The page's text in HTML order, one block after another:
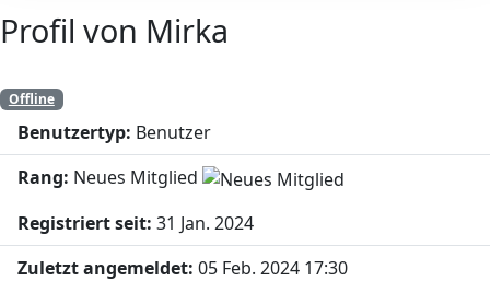
Profil von Mirka
Offline
Benutzertyp: Benutzer
Rang: Neues Mitglied
Registriert seit: 31 Jan. 2024
Zuletzt angemeldet: 05 Feb. 2024 17:30